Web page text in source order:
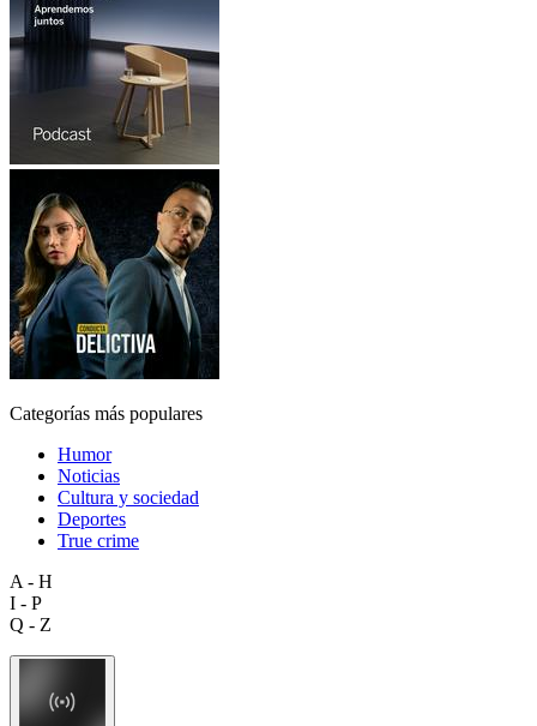
Categorías más populares
Humor
Noticias
Cultura y sociedad
Deportes
True crime
A - H
I - P
Q - Z